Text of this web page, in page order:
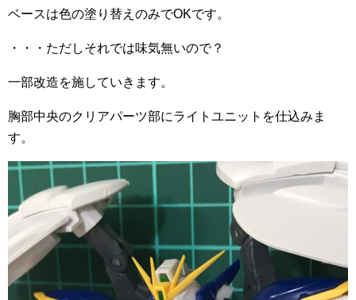
ベースは色の塗り替えのみでOKです。
・・・ただしそれでは味気無いので？
一部改造を施していきます。
胸部中央のクリアパーツ部にライトユニットを仕込みま
す。